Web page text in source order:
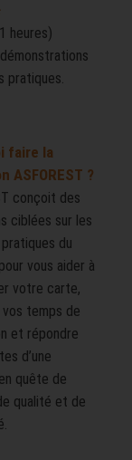
heures)
pratiques.
faire la
ASFOREST ?
conçoit des
ciblées sur les
du
vous aider à
votre carte,
temps de
et répondre
d’une
quête de
qualité et de